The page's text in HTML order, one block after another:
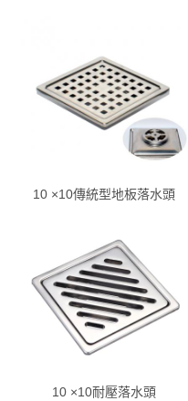
10 ×10傳統型地板落水頭
10 ×10耐壓落水頭